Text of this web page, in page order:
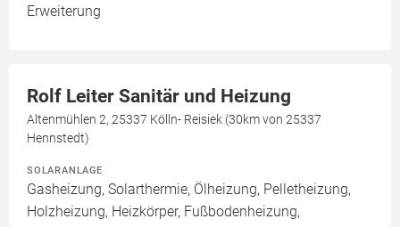
Erweiterung
Rolf Leiter Sanitär und Heizung
Altenmühlen 2, 25337 Kölln- Reisiek (30km von 25337
Hennstedt)
SOLARANLAGE
Gasheizung, Solarthermie, Ölheizung, Pelletheizung,
Holzheizung, Heizkörper, Fußbodenheizung,